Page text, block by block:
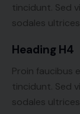
tincidunt. Sed
sodales
Heading H4
Proin faucibus
tincidunt. Sed
sodales